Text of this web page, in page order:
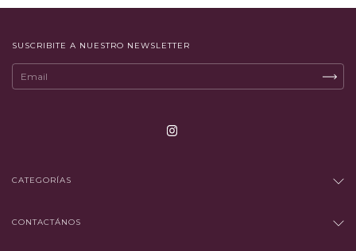
SUSCRIBITE A NUESTRO NEWSLETTER
CATEGORÍAS
CONTACTÁNOS